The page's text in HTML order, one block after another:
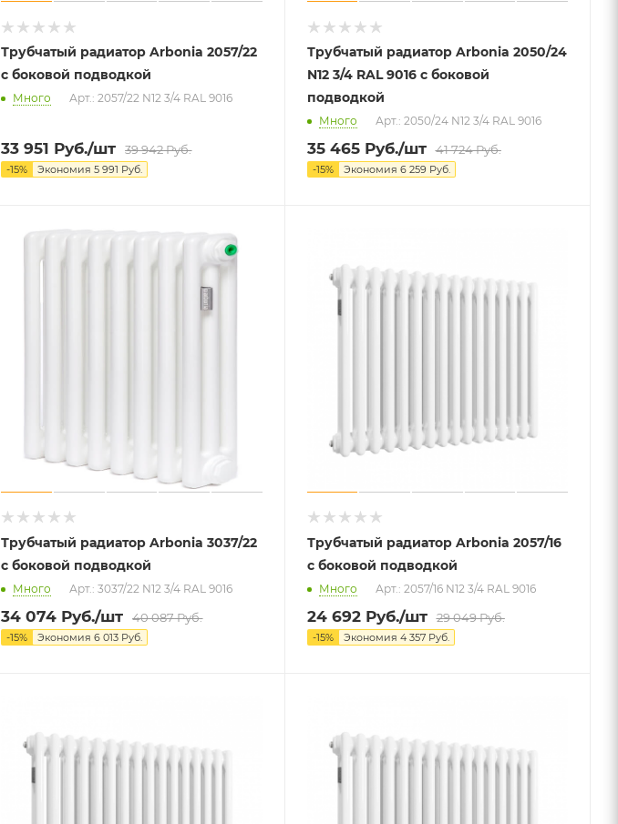
Трубчатый радиатор Arbonia 2057/22
с боковой подводкой
Много Арт.: 2057/22 N12 3/4 RAL 9016
33 951 Руб./шт 39 942Руб.
-15% Экономия5 991 Руб.
Трубчатый радиатор Arbonia 2050/24
N12 3/4 RAL 9016 с боковой
подводкой
Много Арт.: 2050/24 N12 3/4 RAL 9016
35 465Руб./шт 41 724Руб.
-15% Экономия 6 259 Руб.
Трубчатый радиатор Arbonia 3037/22
с боковой подводкой
Много Арт.: 3037/22 N12 3/4 RAL 9016
34 074 Руб./шт 40 087Руб.
-15% Экономия6 013 Руб.
Трубчатый радиатор Arbonia 2057/16
с боковой подводкой
Много Арт.: 2057/16 N12 3/4 RAL 9016
24 692Руб./шт 29 049Руб.
-15% Экономия 4 357Руб.